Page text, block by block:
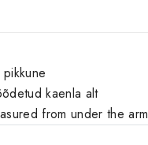
kaenla alt
from under the arm